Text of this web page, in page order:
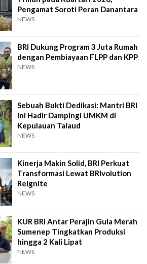
Pengamat Soroti Peran Danantara
NEWS
BRI Dukung Program 3 Juta Rumah
dengan Pembiayaan FLPP dan KPP
NEWS
Sebuah Bukti Dedikasi: Mantri BRI
Ini Hadir Dampingi UMKM di
Kepulauan Talaud
NEWS
Kinerja Makin Solid, BRI Perkuat
Transformasi Lewat BRIvolution
Reignite
NEWS
KUR BRI Antar Perajin Gula Merah
Sumenep Tingkatkan Produksi
hingga 2 Kali Lipat
NEWS